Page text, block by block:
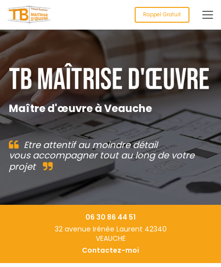
au
contenu
principal
Rappel Gratuit
Maître d'œuvre à Veauche
Etre attentif au moindre détail
vous accompagner tout au long de votre
projet
06 30 86 44 51
32 avenue Irénée Laurent 42340
VEAUCHE
Contactez-moi